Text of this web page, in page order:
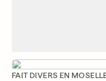
FAIT DIVERS EN